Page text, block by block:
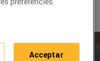
Acceptar